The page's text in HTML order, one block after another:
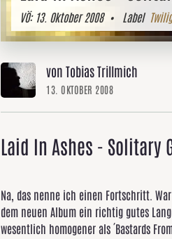
VÖ:13. Oktober 2008• Label
von Tobias Trillmich
13. OKTOBER 2008
Laid In Ashes - Solitary
Na, das nenne ich einen Fortschritt.
dem neuen Album ein richtig gutes
wesentlich homogener als ´Bastards From